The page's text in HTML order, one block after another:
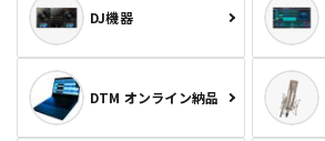
DJ機器
DTM オンライン納品